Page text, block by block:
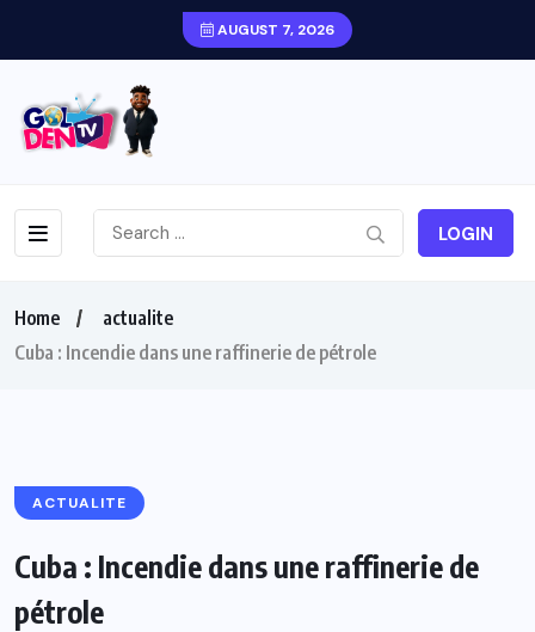
AUGUST 7, 2026
LOGIN
Home
actualite
Cuba : Incendie dans une raffinerie de pétrole
ACTUALITE
Cuba : Incendie dans une raffinerie de
pétrole